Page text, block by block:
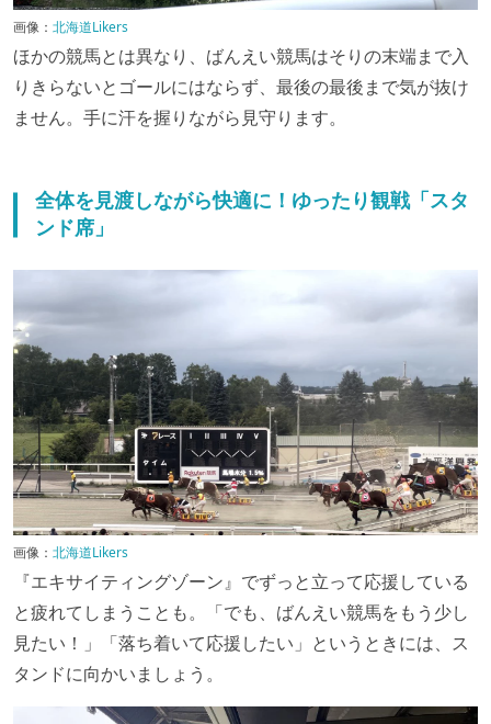
画像： 北海道Likers
ほかの競馬とは異なり、ばんえい競馬はそりの末端まで入
りきらないとゴールにはならず、最後の最後まで気が抜け
ません。手に汗を握りながら見守ります。
全体を見渡しながら快適に！ゆったり観戦「スタ
ンド席」
画像： 北海道Likers
『エキサイティングゾーン』でずっと立って応援している
と疲れてしまうことも。「でも、ばんえい競馬をもう少し
見たい！」「落ち着いて応援したい」というときには、ス
タンドに向かいましょう。